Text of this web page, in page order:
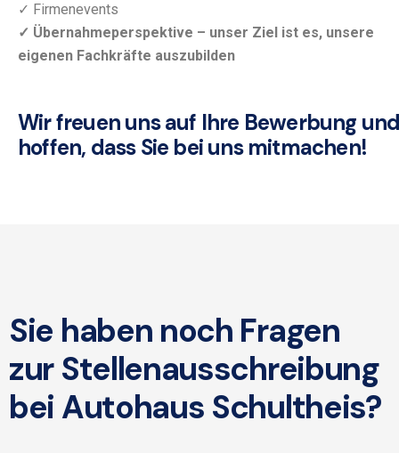
✓ Firmenevents
✓ Übernahmeperspektive – unser Ziel ist es, unsere
eigenen Fachkräfte auszubilden
Wir freuen uns auf Ihre Bewerbung
hoffen, dass Sie bei uns mitmachen!
Sie haben noch Fragen
zur Stellenausschreibung
bei Autohaus Schultheis?